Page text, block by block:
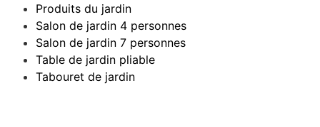
Produits du jardin
Salon de jardin 4 personnes
Salon de jardin 7 personnes
Table de jardin pliable
Tabouret de jardin